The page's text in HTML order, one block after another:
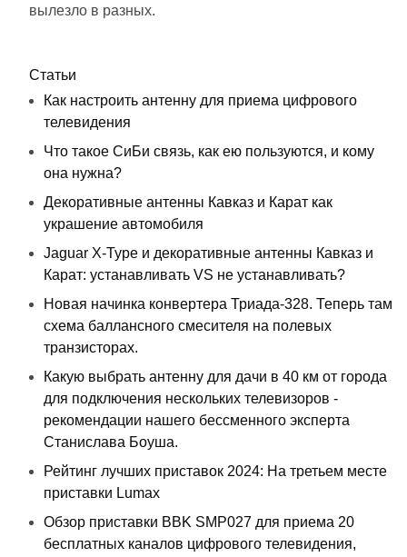
вылезло в разных.
Статьи
Как настроить антенну для приема цифрового
телевидения
Что такое СиБи связь, как ею пользуются, и кому
она нужна?
Декоративные антенны Кавказ и Карат как
украшение автомобиля
Jaguar X-Type и декоративные антенны Кавказ и
Карат: устанавливать VS не устанавливать?
Новая начинка конвертера Триада-328. Теперь там
схема баллансного смесителя на полевых
транзисторах.
Какую выбрать антенну для дачи в 40 км от города
для подключения нескольких телевизоров -
рекомендации нашего бессменного эксперта
Станислава Боуша.
Рейтинг лучших приставок 2024: На третьем месте
приставки Lumax
Обзор приставки BBK SMP027 для приема 20
бесплатных каналов цифрового телевидения,